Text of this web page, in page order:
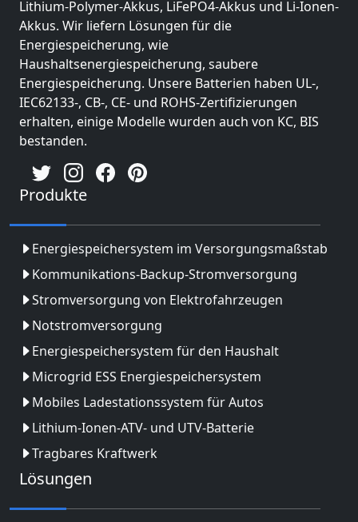
Lithium-Polymer-Akkus, LiFePO4-Akkus und Li-Ionen-
Akkus. Wir liefern Lösungen für die
Energiespeicherung, wie
Haushaltsenergiespeicherung, saubere
Energiespeicherung. Unsere Batterien haben UL-,
IEC62133-, CB-, CE- und ROHS-Zertifizierungen
erhalten, einige Modelle wurden auch von KC, BIS
bestanden.
Produkte
Energiespeichersystem im Versorgungsmaßstab
Kommunikations-Backup-Stromversorgung
Stromversorgung von Elektrofahrzeugen
Notstromversorgung
Energiespeichersystem für den Haushalt
Microgrid ESS Energiespeichersystem
Mobiles Ladestationssystem für Autos
Lithium-Ionen-ATV- und UTV-Batterie
Tragbares Kraftwerk
Lösungen